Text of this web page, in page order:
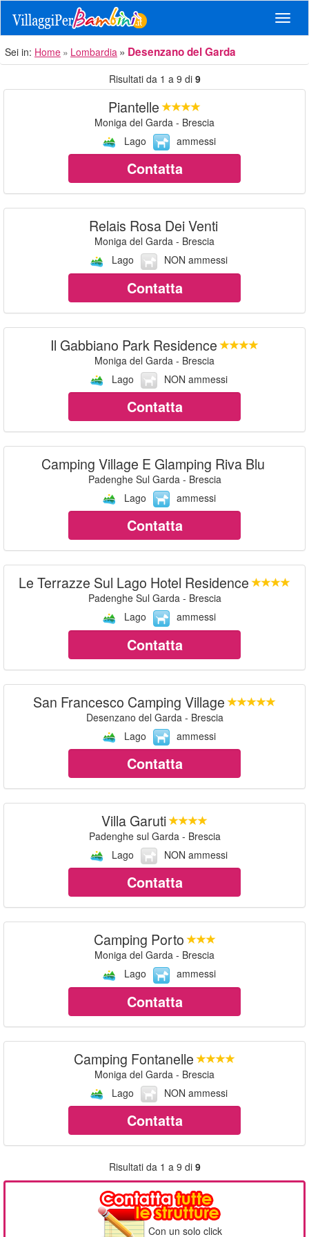
Sei in: Home Lombardia Desenzano del Garda
Risultati da 1 a 9 di 9
Piantelle
Moniga del Garda - Brescia
Lago
ammessi
Contatta
Relais Rosa Dei Venti
Moniga del Garda - Brescia
Lago
NON ammessi
Contatta
Il Gabbiano Park Residence
Moniga del Garda - Brescia
Lago
NON ammessi
Contatta
Camping Village E Glamping Riva Blu
Padenghe Sul Garda - Brescia
Lago
ammessi
Contatta
Le Terrazze Sul Lago Hotel Residence
Padenghe Sul Garda - Brescia
Lago
ammessi
Contatta
San Francesco Camping Village
Desenzano del Garda - Brescia
Lago
ammessi
Contatta
Villa Garuti
Padenghe sul Garda - Brescia
Lago
NON ammessi
Contatta
Camping Porto
Moniga del Garda - Brescia
Lago
ammessi
Contatta
Camping Fontanelle
Moniga del Garda - Brescia
Lago
NON ammessi
Contatta
Risultati da 1 a 9 di 9
Con un solo click